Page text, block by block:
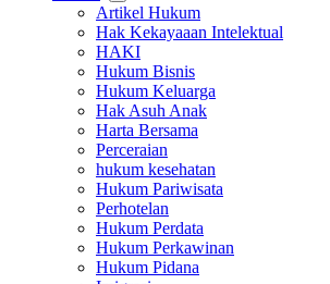
Artikel Hukum
Hak Kekayaaan Intelektual
HAKI
Hukum Bisnis
Hukum Keluarga
Hak Asuh Anak
Harta Bersama
Perceraian
hukum kesehatan
Hukum Pariwisata
Perhotelan
Hukum Perdata
Hukum Perkawinan
Hukum Pidana